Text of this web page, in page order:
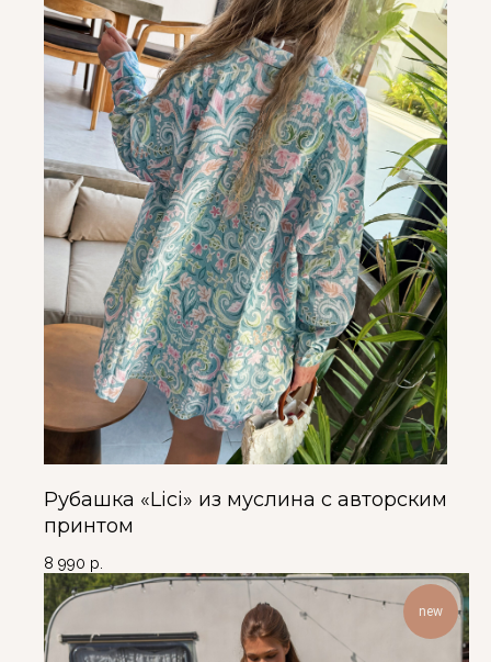
Рубашка «Lici» из муслина с авторским
принтом
8 990 р.
new